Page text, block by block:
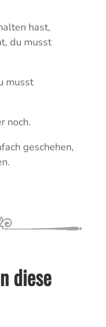
hast,
du musst
musst
noch.
geschehen,
diese